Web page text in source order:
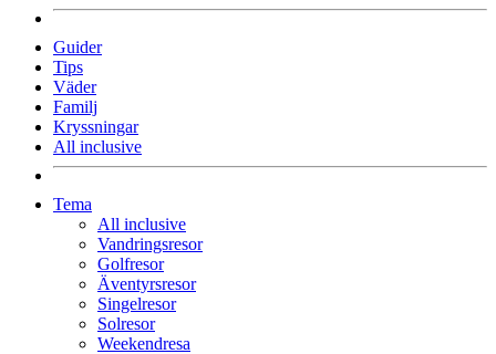
Guider
Tips
Väder
Familj
Kryssningar
All inclusive
Tema
All inclusive
Vandringsresor
Golfresor
Äventyrsresor
Singelresor
Solresor
Weekendresa